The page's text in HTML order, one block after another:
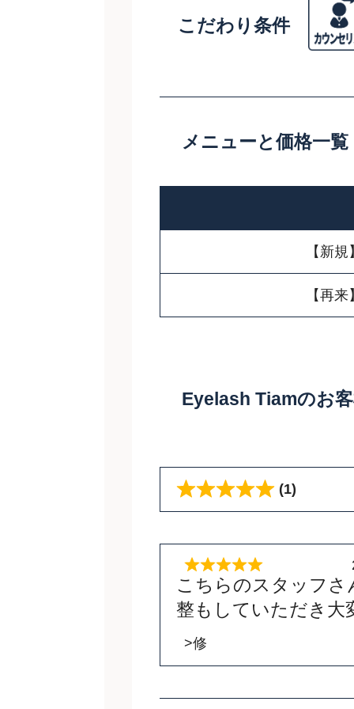
こだわり条件
メニューと価格一覧
【新
【再
Eyelash Tiamのお
(1)
こちらのスタッフさ
整もしていただき大
>修